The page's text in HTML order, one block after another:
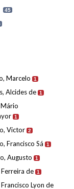
45
Marcelo 1
Alcides de 1
1
Victor 2
Francisco Sá 1
Augusto 1
de 1
Lyon de